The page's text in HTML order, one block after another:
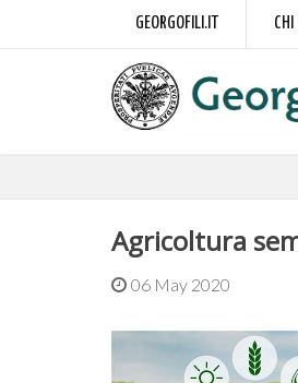
GEORGOFILI.IT CHI
Agricoltura
06 May 2020